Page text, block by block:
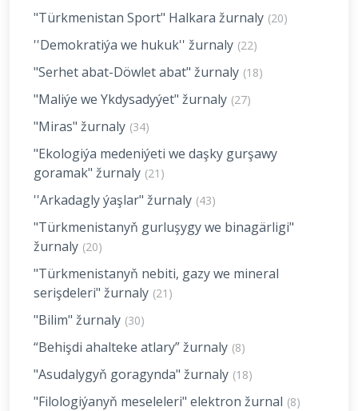
"Türkmenistan Sport" Halkara žurnaly (20)
''Demokratiýa we hukuk'' žurnaly (22)
"Serhet abat-Döwlet abat" žurnaly (18)
"Maliýe we Ykdysadyýet" žurnaly (27)
"Miras" žurnaly (34)
"Ekologiýa medeniýeti we daşky gurşawy
goramak" žurnaly (21)
''Arkadagly ýaşlar" žurnaly (43)
"Türkmenistanyň gurluşygy we binagärligi"
žurnaly (20)
"Türkmenistanyň nebiti, gazy we mineral
serişdeleri" žurnaly (21)
"Bilim" žurnaly (30)
“Behişdi ahalteke atlary” žurnaly (8)
"Asudalygyň goragynda" žurnaly (18)
"Filologiýanyň meseleleri" elektron žurnal (8)